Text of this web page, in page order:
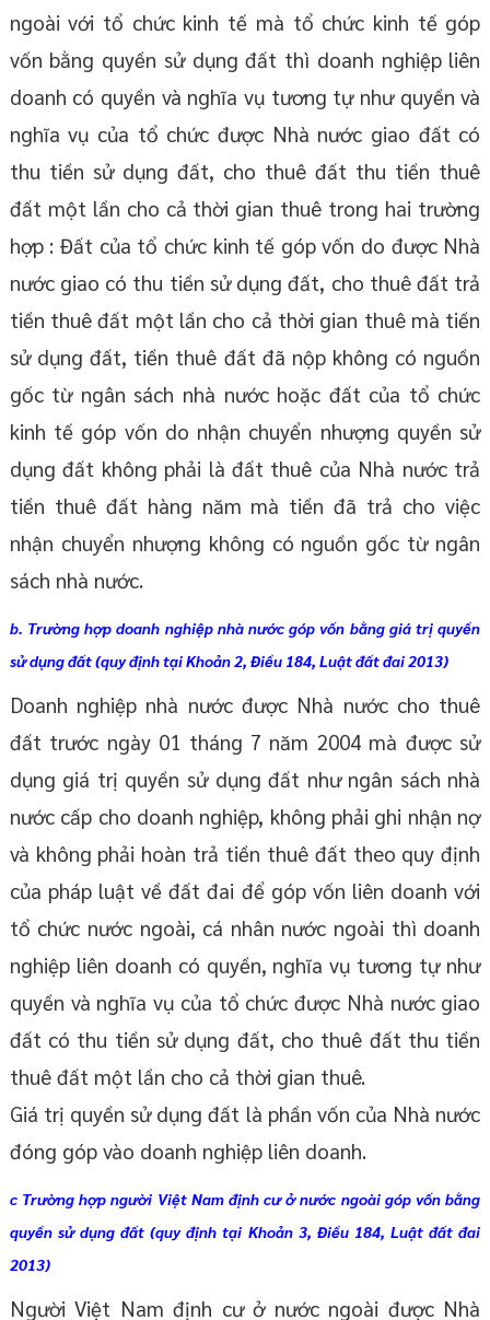
ngoài với tổ chức kinh tế mà tổ chức kinh tế góp
vốn bằng quyền sử dụng đất thì doanh nghiệp liên
doanh có quyền và nghĩa vụ tương tự như quyền và
nghĩa vụ của tổ chức được Nhà nước giao đất có
thu tiền sử dụng đất, cho thuê đất thu tiền thuê
đất một lần cho cả thời gian thuê trong hai trường
hợp : Đất của tổ chức kinh tế góp vốn do được Nhà
nước giao có thu tiền sử dụng đất, cho thuê đất trả
tiền thuê đất một lần cho cả thời gian thuê mà tiền
sử dụng đất, tiền thuê đất đã nộp không có nguồn
gốc từ ngân sách nhà nước hoặc đất của tổ chức
kinh tế góp vốn do nhận chuyển nhượng quyền sử
dụng đất không phải là đất thuê của Nhà nước trả
tiền thuê đất hàng năm mà tiền đã trả cho việc
nhận chuyển nhượng không có nguồn gốc từ ngân
sách nhà nước.
b. Trường hợp doanh nghiệp nhà nước góp vốn bằng giá trị quyền
sử dụng đất (quy định tại Khoản 2, Điều 184, Luật đất đai 2013)
Doanh nghiệp nhà nước được Nhà nước cho thuê
đất trước ngày 01 tháng 7 năm 2004 mà được sử
dụng giá trị quyền sử dụng đất như ngân sách nhà
nước cấp cho doanh nghiệp, không phải ghi nhận nợ
và không phải hoàn trả tiền thuê đất theo quy định
của pháp luật về đất đai để góp vốn liên doanh với
tổ chức nước ngoài, cá nhân nước ngoài thì doanh
nghiệp liên doanh có quyền, nghĩa vụ tương tự như
quyền và nghĩa vụ của tổ chức được Nhà nước giao
đất có thu tiền sử dụng đất, cho thuê đất thu tiền
thuê đất một lần cho cả thời gian thuê.
Giá trị quyền sử dụng đất là phần vốn của Nhà nước
đóng góp vào doanh nghiệp liên doanh.
c Trường hợp người Việt Nam định cư ở nước ngoài góp vốn bằng
quyền sử dụng đất (quy định tại Khoản 3, Điều 184, Luật đất đai
2013)
Người Việt Nam định cư ở nước ngoài được Nhà